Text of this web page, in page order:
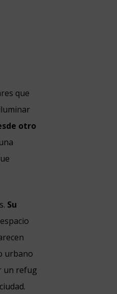
que
otro
Su
urbano
un refug